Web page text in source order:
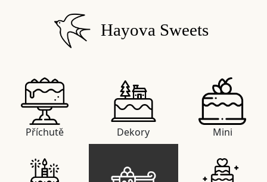
Hayova Sweets
Příchutě Dekory Mini